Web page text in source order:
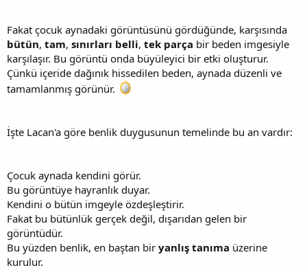
Fakat çocuk aynadaki görüntüsünü gördüğünde, karşısında
bütün, tam, sınırları belli, tek parça bir beden imgesiyle
karşılaşır. Bu görüntü onda büyüleyici bir etki oluşturur.
Çünkü içeride dağınık hissedilen beden, aynada düzenli ve
tamamlanmış görünür.
İşte Lacan'a göre benlik duygusunun temelinde bu an vardır:
Çocuk aynada kendini görür.
Bu görüntüye hayranlık duyar.
Kendini o bütün imgeyle özdeşleştirir.
Fakat bu bütünlük gerçek değil, dışarıdan gelen bir
görüntüdür.
Bu yüzden benlik, en baştan bir yanlış tanıma üzerine
kurulur.